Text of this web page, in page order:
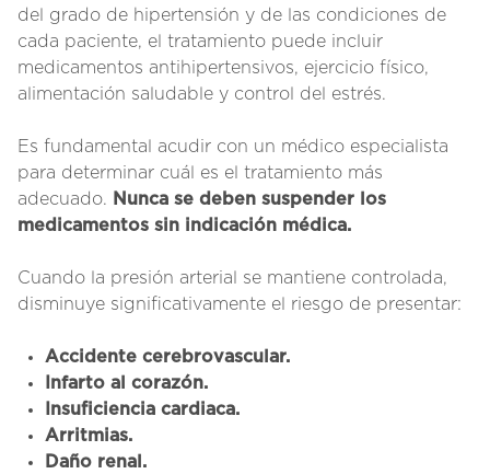
del grado de hipertensión y de las condiciones de
cada paciente, el tratamiento puede incluir
medicamentos antihipertensivos, ejercicio físico,
alimentación saludable y control del estrés.
Es fundamental acudir con un médico especialista
para determinar cuál es el tratamiento más
adecuado.
Nunca se deben suspender los
medicamentos sin indicación médica.
Cuando la presión arterial se mantiene controlada,
disminuye significativamente el riesgo de presentar:
Accidente cerebrovascular.
Infarto al corazón.
Insuficiencia cardiaca.
Arritmias.
Daño renal.